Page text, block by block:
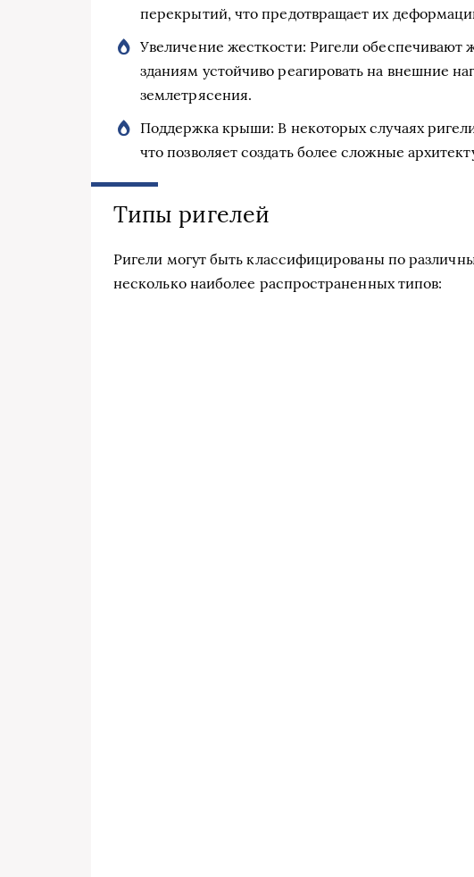
перекрытий, что предотвращает их
Увеличение жесткости: Ригели обеспечивают
зданиям устойчиво реагировать на внешние
землетрясения.
Поддержка крыши: В некоторых случаях
что позволяет создать более сложные
Типы ригелей
Ригели могут быть классифицированы по
несколько наиболее распространенных типов: